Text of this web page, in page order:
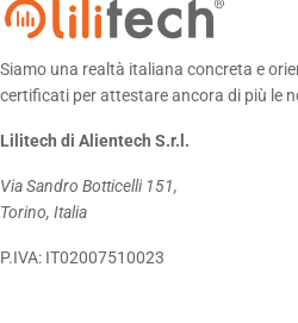
Siamo una realtà italiana concreta e
certificati per attestare ancora di più le
Lilitech di Alientech S.r.l.
Via Sandro Botticelli 151,
Torino, Italia
P.IVA: IT02007510023